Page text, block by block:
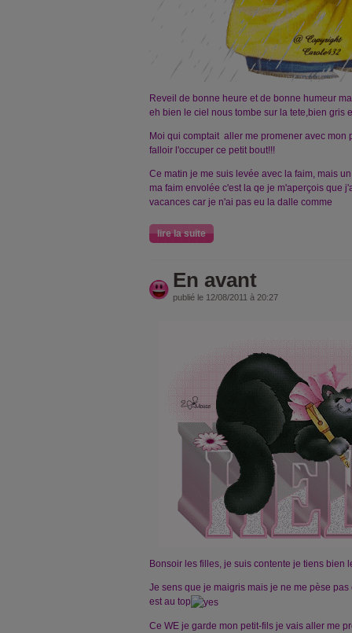
Reveil de bonne heure et de bonne humeur
eh bien le ciel nous tombe sur la tete,bien gris
Moi qui comptait aller me promener avec mon
falloir l'occuper ce petit bout!!!
Ce matin je me suis levée avec la faim, mais
ma faim envolée c'est la qe je m'aperçois que
vacances car je n'ai pas eu la dalle comme
lire la suite
En avant
publié le 12/08/2011 à 20:27
Bonsoir les filles, je suis contente je tiens bien
Je sens que je maigris mais je ne me pèse
est au top
Ce WE je garde mon petit-fils je vais aller me